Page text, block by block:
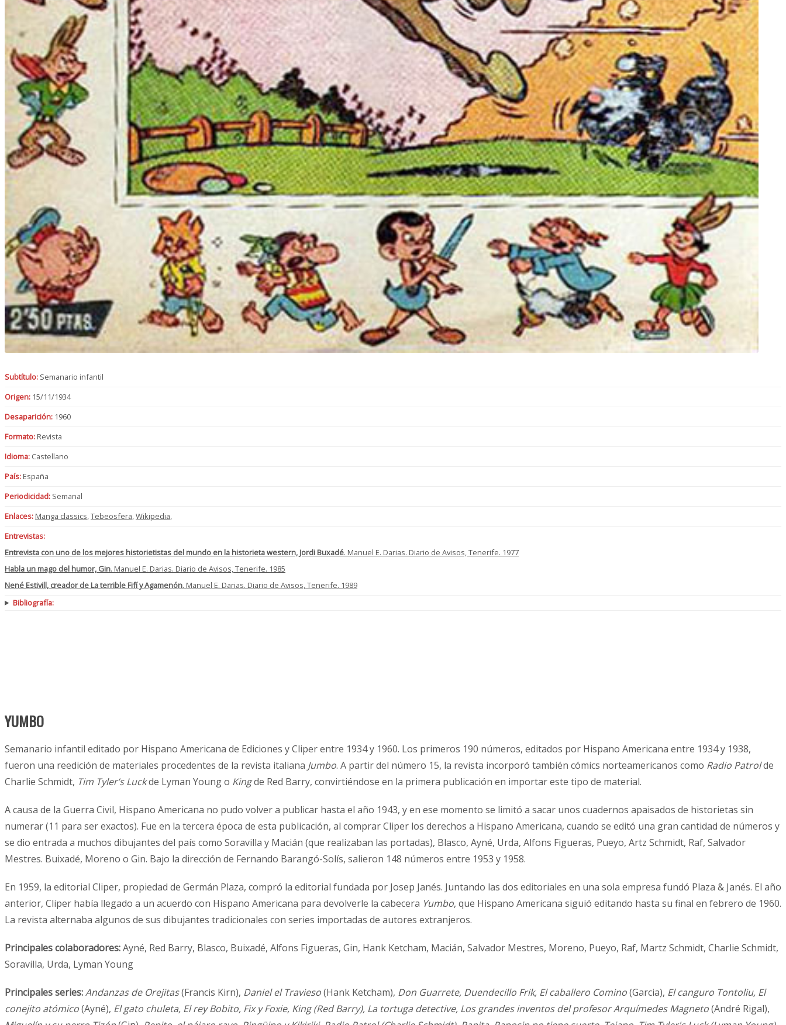
Subtítulo: Semanario infantil
Origen: 15/11/1934
Desaparición: 1960
Formato: Revista
Idioma: Castellano
País: España
Periodicidad: Semanal
Enlaces: Manga classics,Tebeosfera,Wikipedia,
Entrevistas:
Entrevista con uno de los mejores historietistas del mundo en la historieta western, Jordi Buxadé. Manuel E. Darias. Diario de Avisos, Tenerife. 1977
Habla un mago del humor, Gin. Manuel E. Darias. Diario de Avisos, Tenerife. 1985
Nené Estivill, creador de La terrible Fifí y Agamenón. Manuel E. Darias. Diario de Avisos, Tenerife. 1989
Bibliografía:
YUMBO
Semanario infantil editado por Hispano Americana de Ediciones y Cliper entre 1934 y 1960. Los primeros 190 números, editados por Hispano Americana entre 1934 y 1938,
fueron una reedición de materiales procedentes de la revista italiana Jumbo. A partir del número 15, la revista incorporó también cómics norteamericanos como Radio Patrolde
Charlie Schmidt, Tim Tyler’s Luckde Lyman Young o Kingde Red Barry, convirtiéndose en la primera publicación en importar este tipo de material.
A causa de la Guerra Civil, Hispano Americana no pudo volver a publicar hasta el año 1943, y en ese momento se limitó a sacar unos cuadernos apaisados de historietas sin
numerar (11 para ser exactos). Fue en la tercera época de esta publicación, al comprar Cliper los derechos a Hispano Americana, cuando se editó una gran cantidad de números y
se dio entrada a muchos dibujantes del país como Soravilla y Macián (que realizaban las portadas), Blasco, Ayné, Urda, Alfons Figueras, Pueyo, Artz Schmidt, Raf, Salvador
Mestres. Buixadé, Moreno o Gin. Bajo la dirección de Fernando Barangó-Solís, salieron 148 números entre 1953 y 1958.
En 1959, la editorial Cliper, propiedad de Germán Plaza, compró la editorial fundada por Josep Janés. Juntando las dos editoriales en una sola empresa fundó Plaza & Janés. El año
anterior, Cliper había llegado a un acuerdo con Hispano Americana para devolverle la cabecera Yumbo, que Hispano Americana siguió editando hasta su final en febrero de 1960.
La revista alternaba algunos de sus dibujantes tradicionales con series importadas de autores extranjeros.
Principales colaboradores:Ayné, Red Barry, Blasco, Buixadé, Alfons Figueras, Gin, Hank Ketcham, Macián, Salvador Mestres, Moreno, Pueyo, Raf, Martz Schmidt, Charlie Schmidt,
Soravilla, Urda, Lyman Young
Principales series:Andanzas de Orejitas(Francis Kirn), Daniel el Travieso(Hank Ketcham), Don Guarrete, Duendecillo Frik, El caballero Comino(Garcia), El canguro Tontoliu, El
conejito atómico(Ayné), El gato chuleta, El rey Bobito, Fix y Foxie, King (Red Barry), La tortuga detective, Los grandes inventos del profesor Arquímedes Magneto(André Rigal),